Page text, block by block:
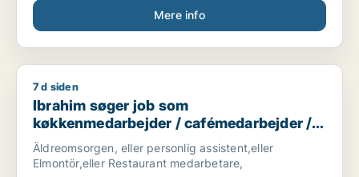
Mere info
Ibrahim søger job som køkkenmedarbejder /
7 d siden
Ibrahim søger job som
køkkenmedarbejder / cafémedarbejder /
hotelmedarbejder
Äldreomsorgen, eller personlig assistent,eller
Elmontör,eller Restaurant medarbetare,